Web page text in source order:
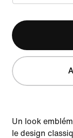
Un look
le design